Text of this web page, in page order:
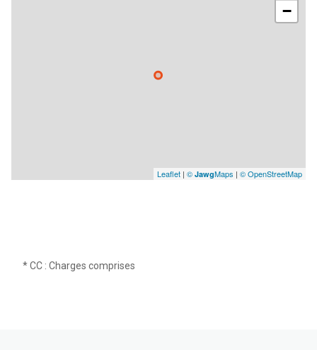
−
Leaflet | © JawgMaps | © OpenStreetMap
* CC : Charges comprises